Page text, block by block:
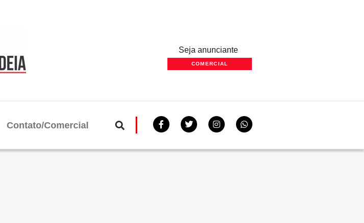
Seja anunciante
COMERCIAL
Contato/Comercial